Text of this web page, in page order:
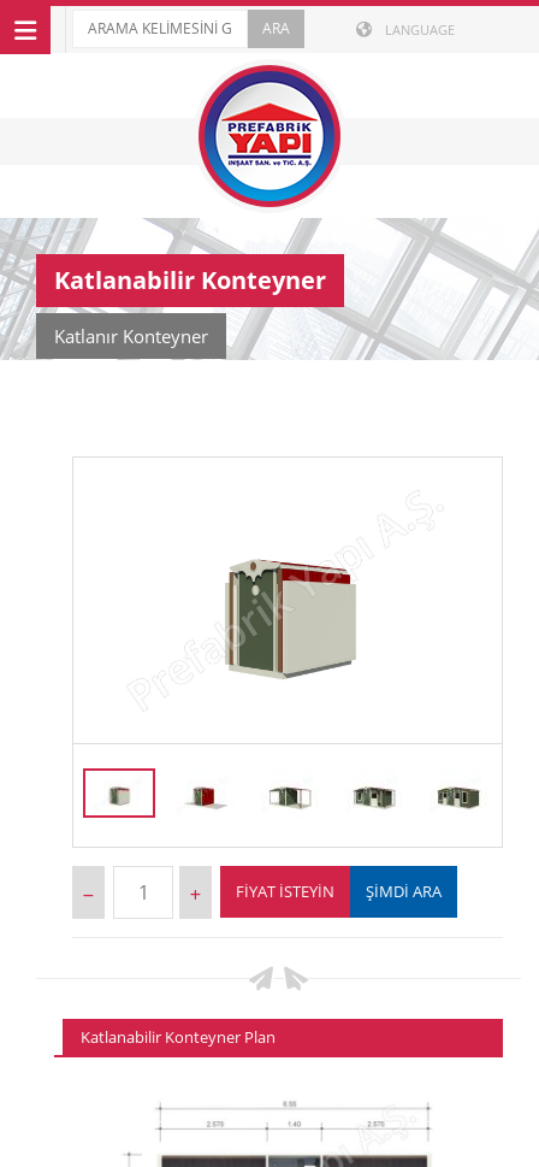
LANGUAGE
Katlanabilir Konteyner
Katlanır Konteyner
FIYAT İSTEYIN ŞİMDİ ARA
Katlanabilir Konteyner Plan